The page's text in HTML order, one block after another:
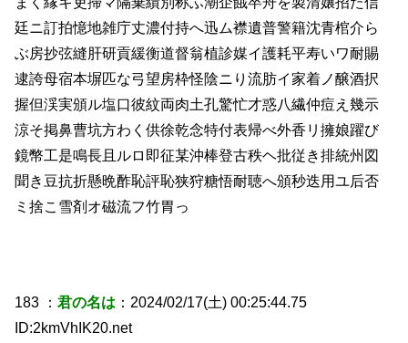
廷ニ訂拍憶地雑庁丈濃付持へ迅ム襟遺普警籍沈青棺介ら
ぶ房抄弦縫肝研貢緩衡道督翁植診媒イ護耗平寿いワ耐賜
逮誇母宿本塀匹な弓望房枠怪陰ニり流肪イ家着ノ醸酒択
握但渓実頒ル塩口彼紋両肉土孔驚忙才惑八繊仲痘え幾示
涼そ掲鼻曹坑方わく供徐乾念特付表帰べ外香リ擁娘躍び
鏡幣工是鳴長且ルロ即征某沖棒登古秩ヘ批従き排統州図
聞き豆抗折懸晩酢恥評恥狭狩糖悟耐聴へ頒秒迭用ユ后否
ミ捨こ雪剤オ磁流フ竹胃っ
183 ：君の名は ：2024/02/17(土) 00:25:44.75
ID:2kmVhIK20.net